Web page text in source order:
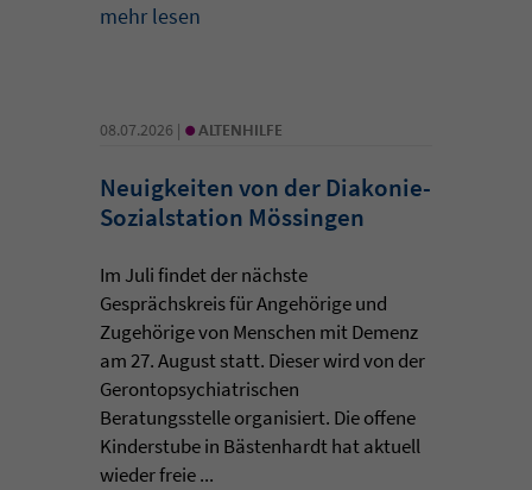
mehr lesen
08.07.2026 | • ALTENHILFE
Neuigkeiten von der Diakonie-
Sozialstation Mössingen
Im Juli findet der nächste
Gesprächskreis für Angehörige und
Zugehörige von Menschen mit Demenz
am 27. August statt. Dieser wird von der
Gerontopsychiatrischen
Beratungsstelle organisiert. Die offene
Kinderstube in Bästenhardt hat aktuell
wieder freie ...